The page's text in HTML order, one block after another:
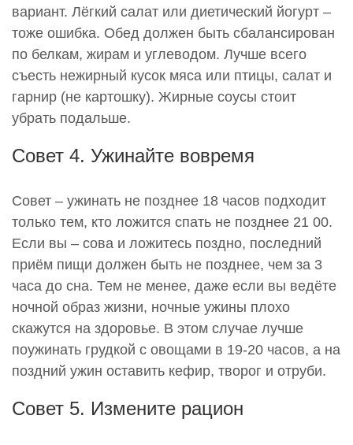
вариант. Лёгкий салат или диетический йогурт –
тоже ошибка. Обед должен быть сбалансирован
по белкам, жирам и углеводом. Лучше всего
съесть нежирный кусок мяса или птицы, салат и
гарнир (не картошку). Жирные соусы стоит
убрать подальше.
Совет 4. Ужинайте вовремя
Совет – ужинать не позднее 18 часов подходит
только тем, кто ложится спать не позднее 21 00.
Если вы – сова и ложитесь поздно, последний
приём пищи должен быть не позднее, чем за 3
часа до сна. Тем не менее, даже если вы ведёте
ночной образ жизни, ночные ужины плохо
скажутся на здоровье. В этом случае лучше
поужинать грудкой с овощами в 19-20 часов, а на
поздний ужин оставить кефир, творог и отруби.
Совет 5. Измените рацион